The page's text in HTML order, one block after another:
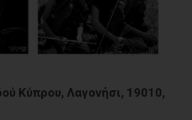
Κύπρου, Λαγονήσι, 19010,